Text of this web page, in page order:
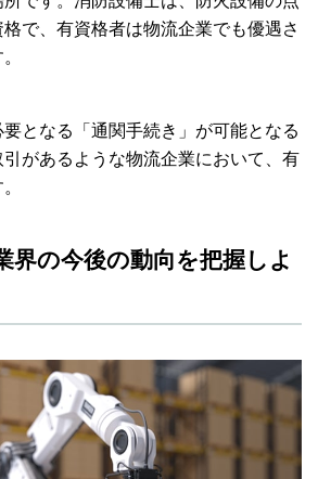
で、有資格者は物流企業でも優遇さ
となる「通関手続き」が可能となる
があるような物流企業において、有
界の今後の動向を把握しよ